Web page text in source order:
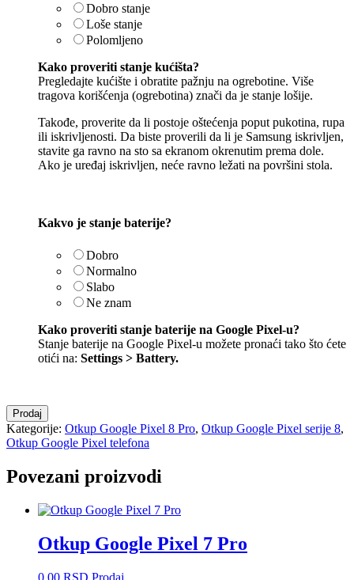
Dobro stanje
Loše stanje
Polomljeno
Kako proveriti stanje kućišta?
Pregledajte kućište i obratite pažnju na ogrebotine. Više
tragova korišćenja (ogrebotina) znači da je stanje lošije.
Takođe, proverite da li postoje oštećenja poput pukotina, rupa
ili iskrivljenosti. Da biste proverili da li je Samsung iskrivljen,
stavite ga ravno na sto sa ekranom okrenutim prema dole.
Ako je uređaj iskrivljen, neće ravno ležati na površini stola.
Kakvo je stanje baterije?
Dobro
Normalno
Slabo
Ne znam
Kako proveriti stanje baterije na Google Pixel-u?
Stanje baterije na Google Pixel-u možete pronaći tako što ćete
otići na: Settings > Battery.
Otkup
Google
Pixel
Pro
količina
Prodaj
Kategorije: Otkup Google Pixel 8 Pro, Otkup Google Pixel serije 8,
Otkup Google Pixel telefona
Povezani proizvodi
Otkup Google Pixel 7 Pro
0,00 RSD Prodaj